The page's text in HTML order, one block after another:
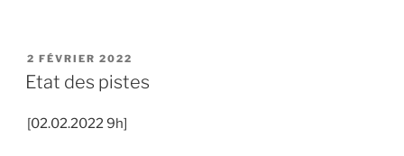
PUBLIÉ
LE
2 FÉVRIER 2022
Etat des pistes
[02.02.2022 9h]